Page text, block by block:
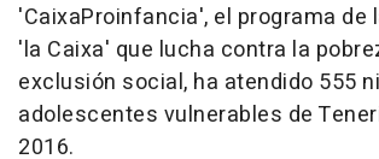
'CaixaProinfancia', el programa de
'la Caixa' que lucha contra la
exclusión social, ha atendido 555
adolescentes vulnerables de
2016.